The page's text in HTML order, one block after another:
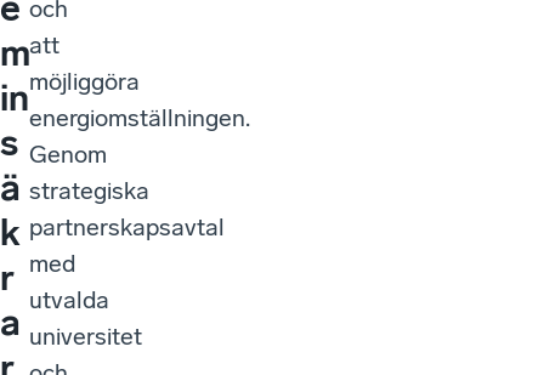
m
in
s
ä
k
r
a
och
att
möjliggöra
energiomställningen.
Genom
strategiska
partnerskapsavtal
med
utvalda
universitet